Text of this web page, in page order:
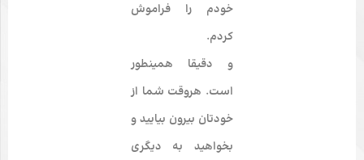
خودم را فراموش
کردم.
و دقیقا همین­طور
است. هروقت شما از
خودتان بیرون بیایید و
بخواهید به دیگری